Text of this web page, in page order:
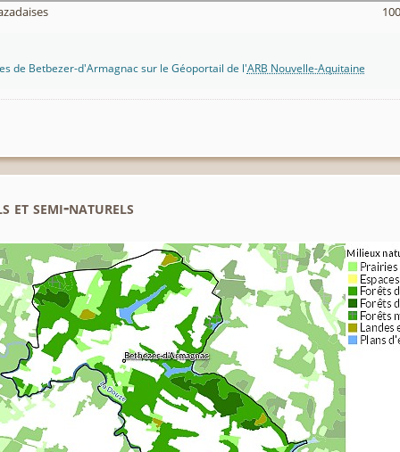
de Betbezer-d'Armagnac sur le Géoportail de l'ARB Nouvelle-Aquitaine
et semi-naturels